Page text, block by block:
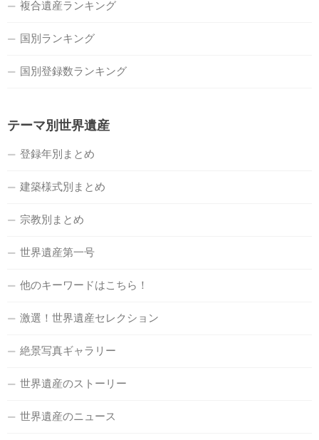
複合遺産ランキング
国別ランキング
国別登録数ランキング
テーマ別世界遺産
登録年別まとめ
建築様式別まとめ
宗教別まとめ
世界遺産第一号
他のキーワードはこちら！
激選！世界遺産セレクション
絶景写真ギャラリー
世界遺産のストーリー
世界遺産のニュース